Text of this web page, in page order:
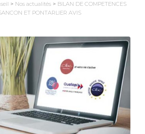
> Nos actualités> BILAN DE COMPETENCES
ET PONTARLIER AVIS